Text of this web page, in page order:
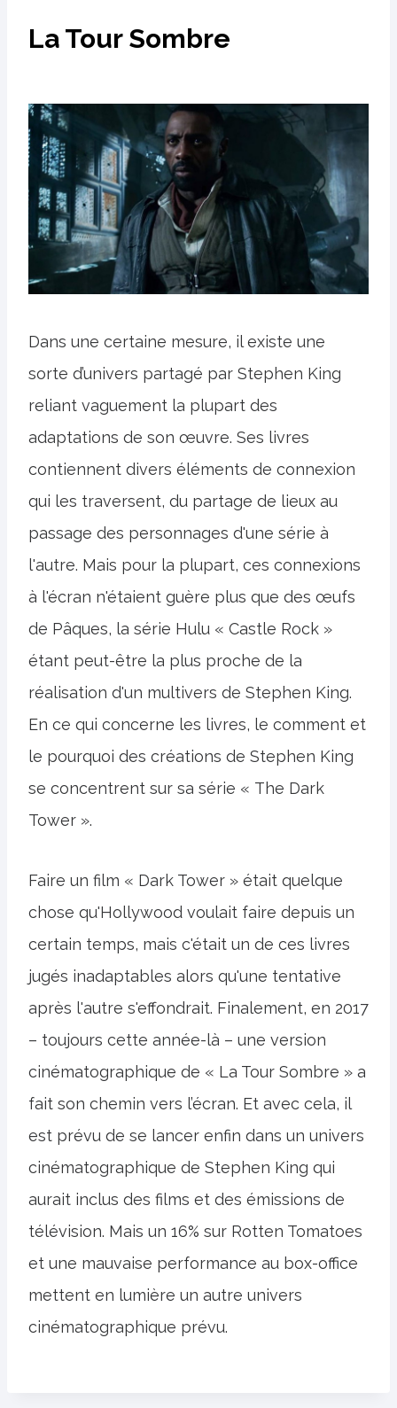
La Tour Sombre
Dans une certaine mesure, il existe une
sorte d’univers partagé par Stephen King
reliant vaguement la plupart des
adaptations de son œuvre. Ses livres
contiennent divers éléments de connexion
qui les traversent, du partage de lieux au
passage des personnages d'une série à
l'autre. Mais pour la plupart, ces connexions
à l'écran n'étaient guère plus que des œufs
de Pâques, la série Hulu « Castle Rock »
étant peut-être la plus proche de la
réalisation d'un multivers de Stephen King.
En ce qui concerne les livres, le comment et
le pourquoi des créations de Stephen King
se concentrent sur sa série « The Dark
Tower ».
Faire un film « Dark Tower » était quelque
chose qu'Hollywood voulait faire depuis un
certain temps, mais c'était un de ces livres
jugés inadaptables alors qu'une tentative
après l'autre s'effondrait. Finalement, en 2017
– toujours cette année-là – une version
cinématographique de « La Tour Sombre » a
fait son chemin vers l’écran. Et avec cela, il
est prévu de se lancer enfin dans un univers
cinématographique de Stephen King qui
aurait inclus des films et des émissions de
télévision. Mais un 16% sur Rotten Tomatoes
et une mauvaise performance au box-office
mettent en lumière un autre univers
cinématographique prévu.